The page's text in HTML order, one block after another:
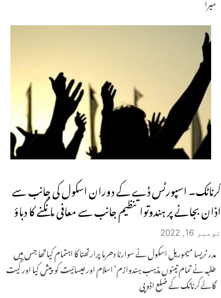
کرناٹک۔ اسپورٹس ڈے کے دوران اسکول کی جانب سے
اذان بجانے پر ہندوتوا تنظیم جانب سے معافی مانگنے کا دباؤ
نومبر 16, 2022
مدر ٹریسا میموریل اسکول نے سوارنا دھرما پرارتھنا کا اہتمام کیاتھا جس میں
طلبہ نے تمام تینوں مذہب ہندوازم‘ اسلام اورعیسائیت کو پیش کیا اور گیت
گائےکرناٹک کے ضلع اڈوپی